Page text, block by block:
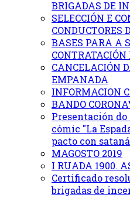
BRIGADAS DE
SELECCIÓN E
CONDUCTORES
BASES PARA A
CANCELACIÓN
EMPANADA
INFORMACION
BANDO
Presentación do
cómic "La
pacto con
MAGOSTO 2019
I RUADA 1900.
Certificado
brigadas de